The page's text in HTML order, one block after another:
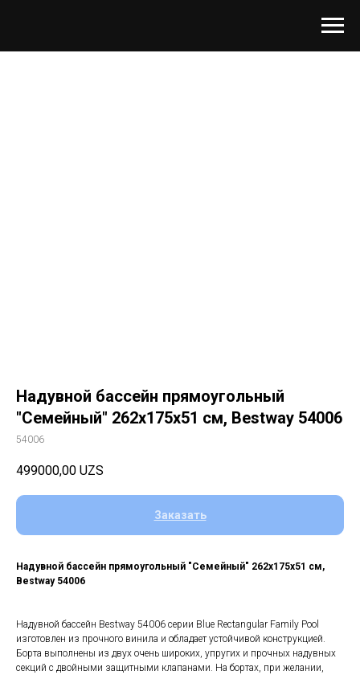
Надувной бассейн прямоугольный
"Семейный" 262х175х51 см, Bestway 54006
54006
499000,00 UZS
Заказать
Надувной бассейн прямоугольный "Семейный" 262х175х51 см,
Bestway 54006
Надувной бассейн Bestway 54006 серии Blue Rectangular Family Pool
изготовлен из прочного винила и обладает устойчивой конструкцией.
Борта выполнены из двух очень широких, упругих и прочных надувных
секций с двойными защитными клапанами. На бортах, при желании,